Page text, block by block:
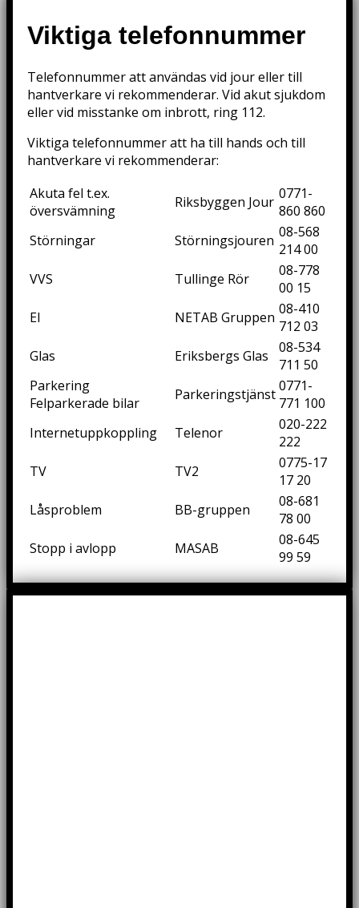
Viktiga telefonnummer
Telefonnummer att användas vid jour eller till
hantverkare vi rekommenderar. Vid akut sjukdom
eller vid misstanke om inbrott, ring 112.
Viktiga telefonnummer att ha till hands och till
hantverkare vi rekommenderar:
Akuta fel t.ex.
översvämning
Riksbyggen Jour 0771-
860 860
Störningar
Störningsjouren 08-568
214 00
VVS
Tullinge Rör
08-778
00 15
El
NETAB Gruppen 08-410
712 03
Glas
Eriksbergs Glas
08-534
711 50
Parkering
Felparkerade bilar
Parkeringstjänst0771-
771 100
Internetuppkoppling
Telenor
020-222
222
TV
TV2
0775-17
17 20
Låsproblem
BB-gruppen
08-681
78 00
Stopp i avlopp
MASAB
08-645
99 59